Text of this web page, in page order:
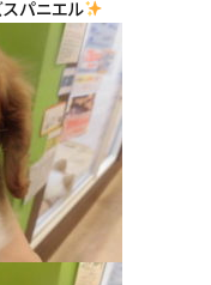
スパニエル